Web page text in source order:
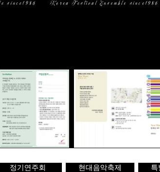
정기연주회 현대음악축제 특